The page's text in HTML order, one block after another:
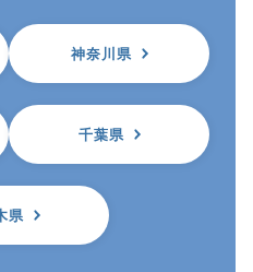
神奈川県
千葉県
県